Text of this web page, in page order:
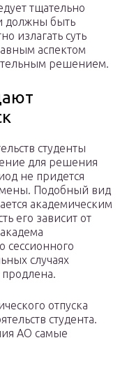
тщательно
должны быть
излагать суть
аспектом
решением.
студенты
для решения
не придется
Подобный вид
академическим
его зависит от
сессионного
случаях
продлена.
отпуска
студента.
АО самые